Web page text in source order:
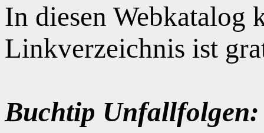
In diesen Webkatalog
Linkverzeichnis ist
Buchtip Unfallfolgen: